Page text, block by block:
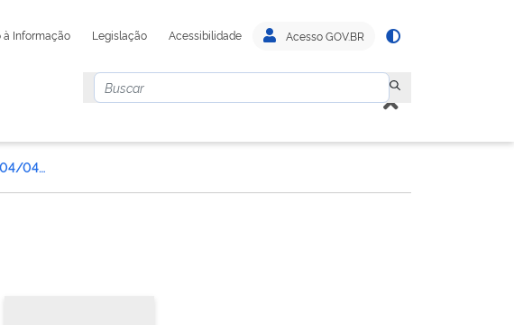
à Informação Legislação Acessibilidade Acesso GOV.BR
SESSÃO DE DISTRIBUIÇÃO - 04/04/2025